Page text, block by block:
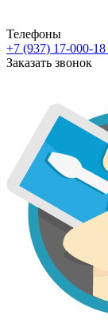
Телефоны
+7 (937) 17-000-18
Заказать звонок